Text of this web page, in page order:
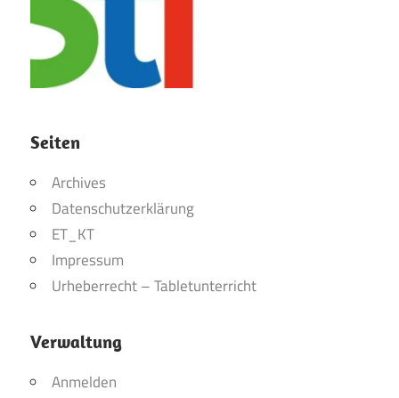
Seiten
Archives
Datenschutzerklärung
ET_KT
Impressum
Urheberrecht – Tabletunterricht
Verwaltung
Anmelden